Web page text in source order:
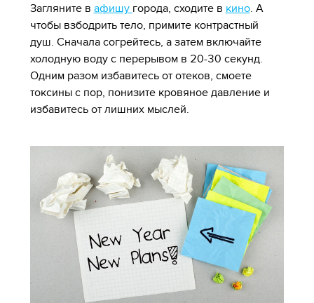
Загляните в афишу города, сходите в кино. А
чтобы взбодрить тело, примите контрастный
душ. Сначала согрейтесь, а затем включайте
холодную воду с перерывом в 20-30 секунд.
Одним разом избавитесь от отеков, смоете
токсины с пор, понизите кровяное давление и
избавитесь от лишних мыслей.